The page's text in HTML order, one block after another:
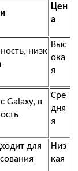
Цен
а
низк
Выс
ока
я
Galaxy, в
Сре
дня
я
для
Низ
кая